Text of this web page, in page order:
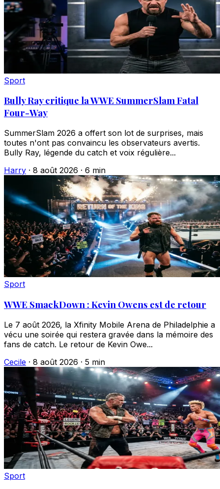
Sport
Bully Ray critique la WWE SummerSlam Fatal
Four-Way
SummerSlam 2026 a offert son lot de surprises, mais
toutes n'ont pas convaincu les observateurs avertis.
Bully Ray, légende du catch et voix régulière...
Harry · 8 août 2026 · 6 min
Sport
WWE SmackDown : Kevin Owens est de retour
Le 7 août 2026, la Xfinity Mobile Arena de Philadelphie a
vécu une soirée qui restera gravée dans la mémoire des
fans de catch. Le retour de Kevin Owe...
Cecile · 8 août 2026 · 5 min
Sport